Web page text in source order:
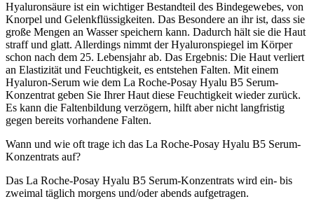
Hyaluronsäure ist ein wichtiger Bestandteil des Bindegewebes, von
Knorpel und Gelenkflüssigkeiten. Das Besondere an ihr ist, dass sie
große Mengen an Wasser speichern kann. Dadurch hält sie die Haut
straff und glatt. Allerdings nimmt der Hyaluronspiegel im Körper
schon nach dem 25. Lebensjahr ab. Das Ergebnis: Die Haut verliert
an Elastizität und Feuchtigkeit, es entstehen Falten. Mit einem
Hyaluron-Serum wie dem La Roche-Posay Hyalu B5 Serum-
Konzentrat geben Sie Ihrer Haut diese Feuchtigkeit wieder zurück.
Es kann die Faltenbildung verzögern, hilft aber nicht langfristig
gegen bereits vorhandene Falten.
Wann und wie oft trage ich das La Roche-Posay Hyalu B5 Serum-
Konzentrats auf?
Das La Roche-Posay Hyalu B5 Serum-Konzentrats wird ein- bis
zweimal täglich morgens und/oder abends aufgetragen.